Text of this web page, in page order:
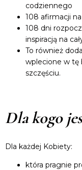
codziennego
108 afirmacji
108 dni
inspiracją na
To również
wplecione w tę
szczęściu.
Dla kogo
Dla każdej Kobiety:
która pragnie